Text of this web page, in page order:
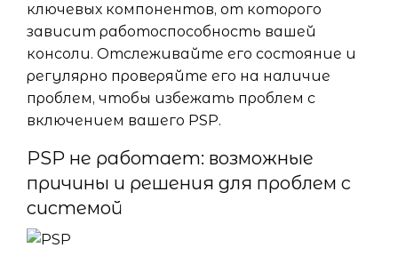
ключевых компонентов, от которого
зависит работоспособность вашей
консоли. Отслеживайте его состояние и
регулярно проверяйте его на наличие
проблем, чтобы избежать проблем с
включением вашего PSP.
PSP не работает: возможные
причины и решения для проблем с
системой